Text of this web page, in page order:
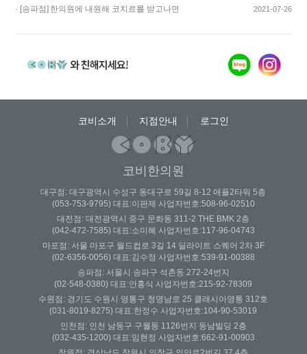
코스요리처럼 이어…
· [송파점] 한의원에 내원해 코치료를 받고나면
2021-07-26
코비소개 지점안내 로그인
코비한의원
대구점: 대구광역시 수성구 동대구로 59길 8-12 애플2타워 5층
(053-753-9795) 대표:이판제 사업자번호:508-96-02510
대전점: 대전광역시 중구 문화동 311-2 THE BMK 2층
(042-472-7585) 대표:소미혜 사업자번호:117-96-04743
마포점: 서울 마포구 월드컵로 3길 14 딜라이트 스퀘어 2차 3F
(02-6356-0056) 대표:김수정 사업자번호:539-91-00388
송파점: 서울시 송파구 석촌동 272-24번지
(02-548-0380) 대표:안홍식 사업자번호:215-92-78309
수원점: 경기도 수원시 영통구 청명남로 25 클래시아영통 312호
(031-8019-8275) 대표:한정수 사업자번호:104-90-53019
인천점: 인천 남동구 구월동 1126번지 동남빌딩 2층
(032-435-1200) 대표:임현정 사업자번호:662-91-00903